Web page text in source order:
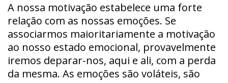
A nossa motivação estabelece uma forte
relação com as nossas emoções. Se
associarmos maioritariamente a motivação
ao nosso estado emocional, provavelmente
iremos deparar-nos, aqui e ali, com a perda
da mesma. As emoções são voláteis, são